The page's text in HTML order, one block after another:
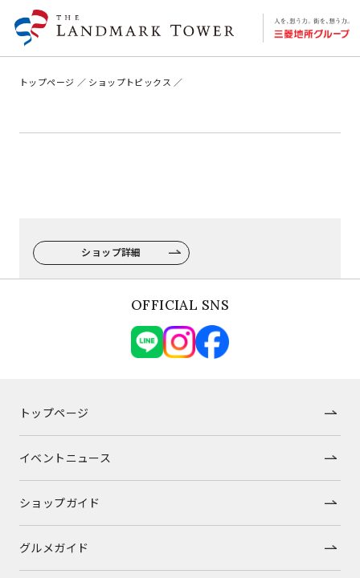
トップページ ショップトピックス
ショップ詳細
OFFICIAL SNS
トップページ
イベントニュース
ショップガイド
グルメガイド